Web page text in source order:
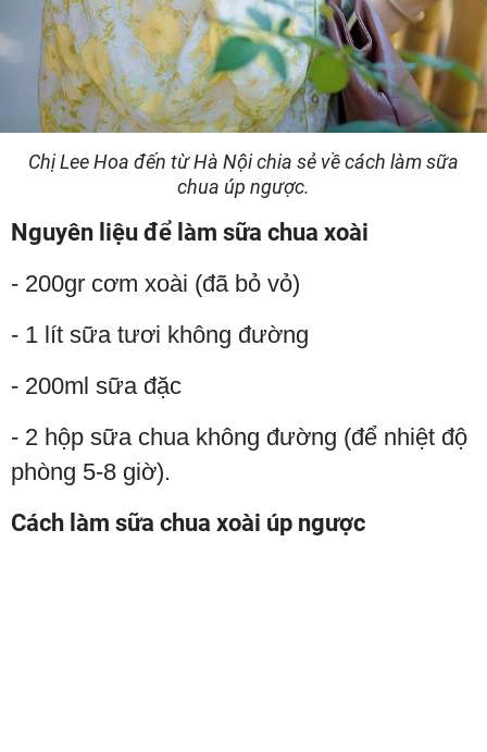
Chị Lee Hoa đến từ Hà Nội chia sẻ về cách làm sữa
chua úp ngược.
Nguyên liệu để làm sữa chua xoài
- 200gr cơm xoài (đã bỏ vỏ)
- 1 lít sữa tươi không đường
- 200ml sữa đặc
- 2 hộp sữa chua không đường (để nhiệt độ
phòng 5-8 giờ).
Cách làm sữa chua xoài úp ngược